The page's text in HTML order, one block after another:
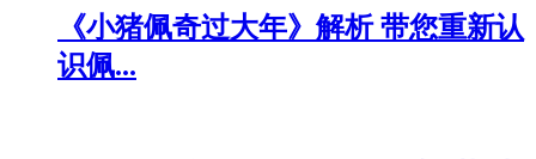
《小猪佩奇过大年》解析 带您重新认
识佩...